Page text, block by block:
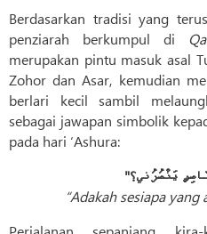
Berdasarkan tradisi yang
penziarah berkumpul di
merupakan pintu masuk asal
Zohor dan Asar, kemudian
berlari kecil sambil
sebagai jawapan simbolik
pada hari ‘Ashura:
“Adakah sesiapa